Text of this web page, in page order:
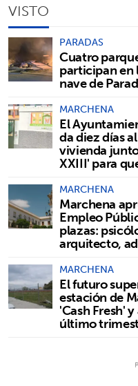
VISTO
PARADAS
Cuatro
participan en
nave de
MARCHENA
El
da diez días
vivienda
XXIII' para
MARCHENA
Marchena
Empleo
plazas:
arquitecto,
MARCHENA
El futuro
estación de
'Cash Fresh'
último